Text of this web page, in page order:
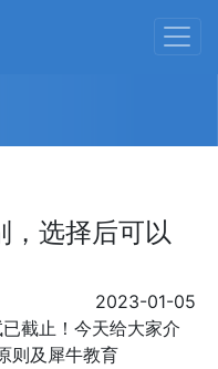
，选择后可以
2023-01-05
截止！今天给大家介
则及犀牛教育